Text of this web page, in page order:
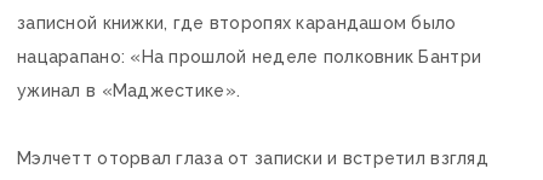
записной книжки, где второпях карандашом было
нацарапано: «На прошлой неделе полковник Бантри
ужинал в «Маджестике».
Мэлчетт оторвал глаза от записки и встретил взгляд